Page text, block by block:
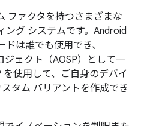
ファクタを持つさまざまな
ング システムです。Android
は誰でも使用でき、
ェクト（AOSP）
として一
使用して、ご自身のデバイ
タム バリアントを作成でき